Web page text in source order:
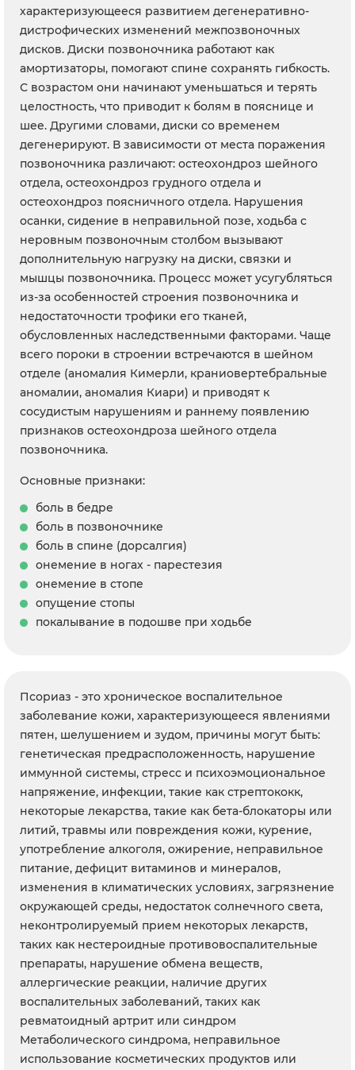
характеризующееся развитием дегенеративно-
дистрофических изменений межпозвоночных
дисков. Диски позвоночника работают как
амортизаторы, помогают спине сохранять гибкость.
С возрастом они начинают уменьшаться и терять
целостность, что приводит к болям в пояснице и
шее. Другими словами, диски со временем
дегенерируют. В зависимости от места поражения
позвоночника различают: остеохондроз шейного
отдела, остеохондроз грудного отдела и
остеохондроз поясничного отдела. Нарушения
осанки, сидение в неправильной позе, ходьба с
неровным позвоночным столбом вызывают
дополнительную нагрузку на диски, связки и
мышцы позвоночника. Процесс может усугубляться
из-за особенностей строения позвоночника и
недостаточности трофики его тканей,
обусловленных наследственными факторами. Чаще
всего пороки в строении встречаются в шейном
отделе (аномалия Кимерли, краниовертебральные
аномалии, аномалия Киари) и приводят к
сосудистым нарушениям и раннему появлению
признаков остеохондроза шейного отдела
позвоночника.
Основные признаки:
боль в бедре
боль в позвоночнике
боль в спине (дорсалгия)
онемение в ногах - парестезия
онемение в стопе
опущение стопы
покалывание в подошве при ходьбе
Псориаз - это хроническое воспалительное
заболевание кожи, характеризующееся явлениями
пятен, шелушением и зудом, причины могут быть:
генетическая предрасположенность, нарушение
иммунной системы, стресс и психоэмоциональное
напряжение, инфекции, такие как стрептококк,
некоторые лекарства, такие как бета-блокаторы или
литий, травмы или повреждения кожи, курение,
употребление алкоголя, ожирение, неправильное
питание, дефицит витаминов и минералов,
изменения в климатических условиях, загрязнение
окружающей среды, недостаток солнечного света,
неконтролируемый прием некоторых лекарств,
таких как нестероидные противовоспалительные
препараты, нарушение обмена веществ,
аллергические реакции, наличие других
воспалительных заболеваний, таких как
ревматоидный артрит или синдром
Метаболического синдрома, неправильное
использование косметических продуктов или